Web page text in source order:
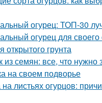
огурец: ТОП-30
огурец для своего
открытого грунта
семян: все, что нужно
на своем подворье
листьях огурцов: